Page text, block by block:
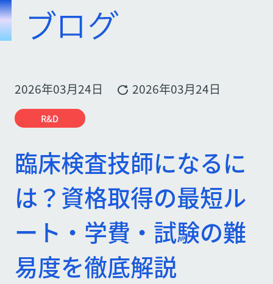
2026年03月24日 2026年03月24日
R&D
臨床検査技師になるに
は？資格取得の最短ル
ート・学費・試験の難
易度を徹底解説